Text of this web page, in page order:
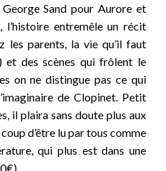
Sand pour Aurore et
entremêle un récit
les parents, la vie qu’il faut
et des scènes qui frôlent le
on ne distingue pas ce qui
de Clopinet. Petit
il plaira sans doute plus aux
d’être lu par tous comme
qui plus est dans une